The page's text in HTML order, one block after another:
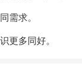
需求。
更多同好。